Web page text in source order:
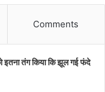
Comments
इतना तंग किया कि झूल गई फंदे